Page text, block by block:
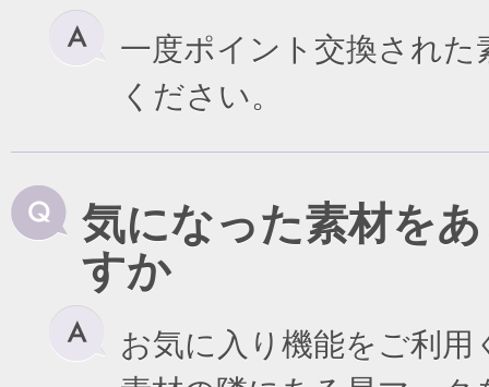
一度ポイント交換され
ください。
気になった素材を
すか
お気に入り機能をご利用